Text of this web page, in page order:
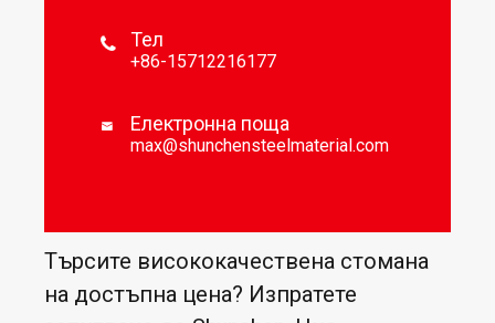
 Тел
+86-15712216177
 Електронна поща
max@shunchensteelmaterial.com
Търсите висококачествена стомана
на достъпна цена? Изпратете